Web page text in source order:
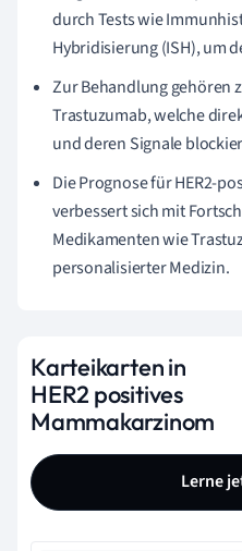
durch Tests wie
Hybridisierung (ISH), um
Zur Behandlung gehören
Trastuzumab, welche
und deren Signale
Die Prognose für HER2-
verbessert sich mit
Medikamenten wie
personalisierter Medizin.
Karteikarten in
HER2 positives
Mammakarzinom
Lerne